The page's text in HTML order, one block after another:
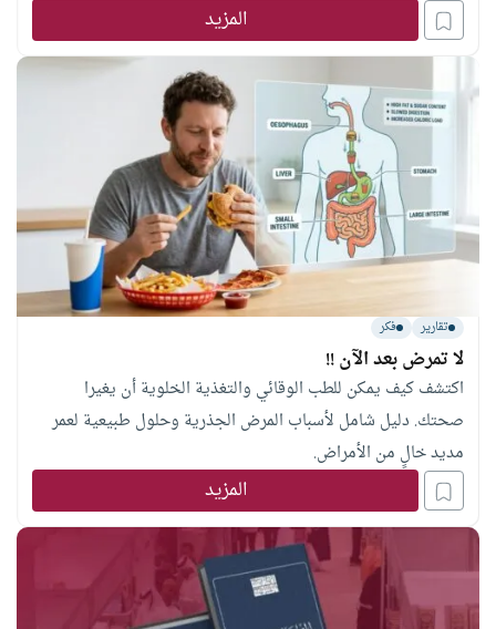
المزيد
تقارير فكر
لا تمرض بعد الآن !!
اكتشف كيف يمكن للطب الوقائي والتغذية الخلوية أن يغيرا
صحتك. دليل شامل لأسباب المرض الجذرية وحلول طبيعية لعمر
مديد خالٍ من الأمراض.
المزيد